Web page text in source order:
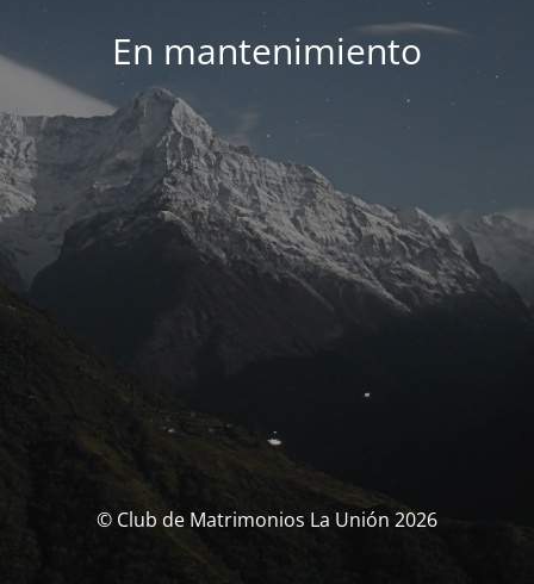
En mantenimiento
© Club de Matrimonios La Unión 2026